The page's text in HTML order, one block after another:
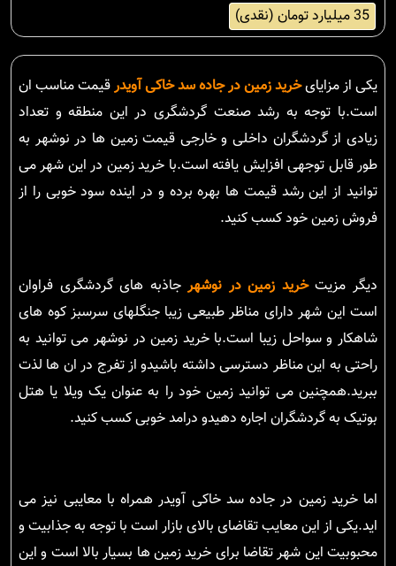
35 میلیارد تومان (نقدی)
یکی از مزایایخرید زمین در جاده سد خاکی آویدرقیمت مناسب ان
است.با توجه به رشد صنعت گردشگری در این منطقه و تعداد
زیادی از گردشگران داخلی و خارجی قیمت زمین ها در نوشهر به
طور قابل توجهی افزایش یافته است.با خرید زمین در این شهر می
توانید از این رشد قیمت ها بهره برده و در اینده سود خوبی را از
فروش زمین خود کسب کنید.
دیگر مزیتخرید زمین در نوشهرجاذبه های گردشگری فراوان
است این شهر دارای مناظر طبیعی زیبا جنگلهای سرسبز کوه های
شاهکار و سواحل زیبا است.با خرید زمین در نوشهر می توانید به
راحتی به این مناظر دسترسی داشته باشیدو از تفرج در ان ها لذت
ببرید.همچنین می توانید زمین خود را به عنوان یک ویلا یا هتل
بوتیک به گردشگران اجاره دهیدو درامد خوبی کسب کنید.
اما خرید زمین در جاده سد خاکی آویدر همراه با معایبی نیز می
اید.یکی از این معایب تقاضای بالای بازار است با توجه به جذابیت و
محبوبیت این شهر تقاضا برای خرید زمین ها بسیار بالا است و این